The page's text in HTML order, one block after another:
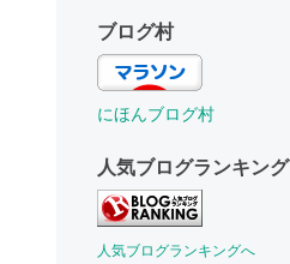
ブログ村
にほんブログ村
人気ブログランキング
人気ブログランキングへ